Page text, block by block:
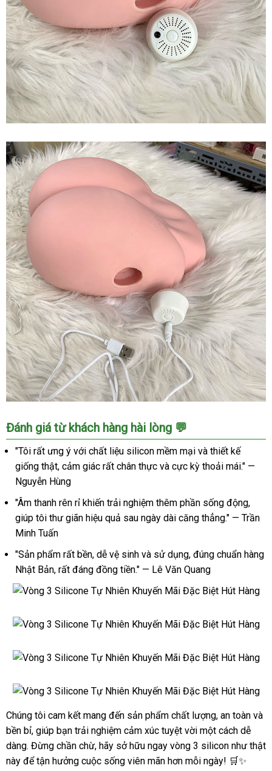
Vòng
3
Silicone
Tự
Nhiên
Khuyến
Mãi
Đặc
Biệt
Hút
Hàng
Vòng
3
Silicone
Tự
Nhiên
Khuyến
Mãi
Đặc
Biệt
Hàng
Đánh giá từ khách hàng hài lòng 💬
"Tôi rất ưng ý với chất liệu silicon mềm mại và thiết kế
giống thật, cảm giác rất chân thực và cực kỳ thoải mái." —
Nguyễn Hùng
"Âm thanh rên rỉ khiến trải nghiệm thêm phần sống động,
giúp tôi thư giãn hiệu quả sau ngày dài căng thẳng." — Trần
Minh Tuấn
"Sản phẩm rất bền, dễ vệ sinh và sử dụng, đúng chuẩn hàng
Nhật Bản, rất đáng đồng tiền." — Lê Văn Quang
Vòng
Tự
Khuyến
Mãi
Đặc
Biệt
Hút
Hàng
Vòng
Tự
Khuyến
Mãi
Đặc
Biệt
Vòng
Silicone
Nhiên
Khuyến
Mãi
Vòng
3
Silicone
Tự
Chúng tôi cam kết mang đến sản phẩm chất lượng, an toàn và
bền bỉ, giúp bạn trải nghiệm cảm xúc tuyệt vời một cách dễ
dàng. Đừng chần chừ, hãy sở hữu ngay vòng 3 silicon như thật
này để tận hưởng cuộc sống viên mãn hơn mỗi ngày! 🛒✨